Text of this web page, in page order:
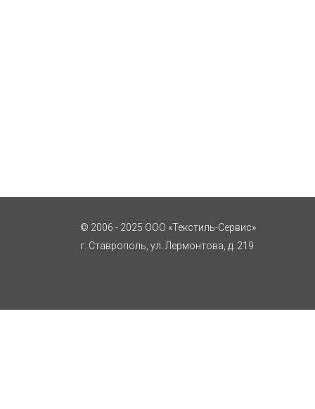
© 2006 - 2025 ООО «Текстиль-Сервис»
г. Ставрополь, ул. Лермонтова, д. 219